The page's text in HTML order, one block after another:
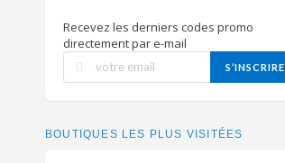
Recevez les derniers codes promo
directement par e-mail
S’INSCRIRE
BOUTIQUES LES PLUS VISITÉES